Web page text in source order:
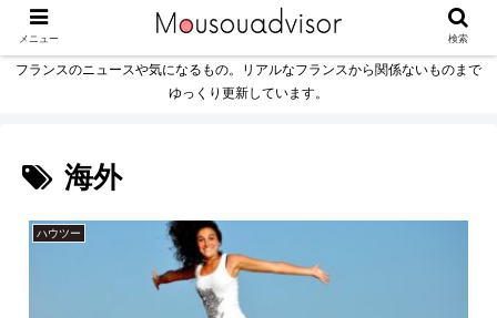
フランスのニュースや気になるもの。リアルなフランスから関係ないものまで
ゆっくり更新しています。
海外
ハウツー
メニュー 検索